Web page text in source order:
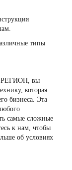
типы
РЕГИОН, вы
которая
бизнеса. Эта
самые сложные
к нам, чтобы
об условиях